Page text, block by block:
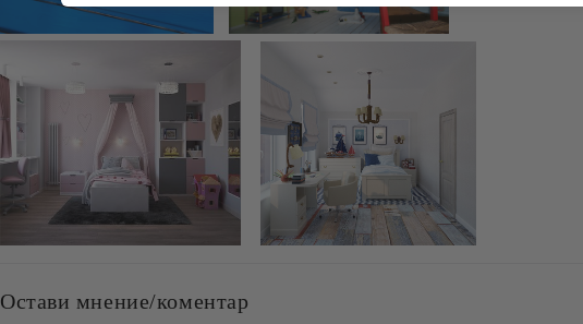
Остави мнение/коментар